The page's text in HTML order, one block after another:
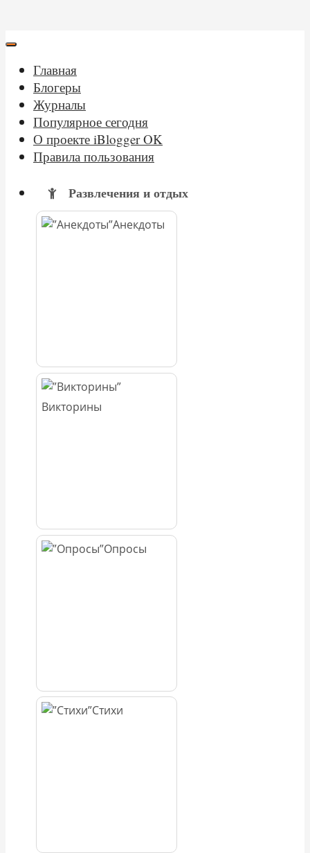
Главная
Блогеры
Журналы
Популярное сегодня
О проекте iBlogger OK
Правила пользования
Развлечения и отдых
Анекдоты
Викторины
Опросы
Стихи